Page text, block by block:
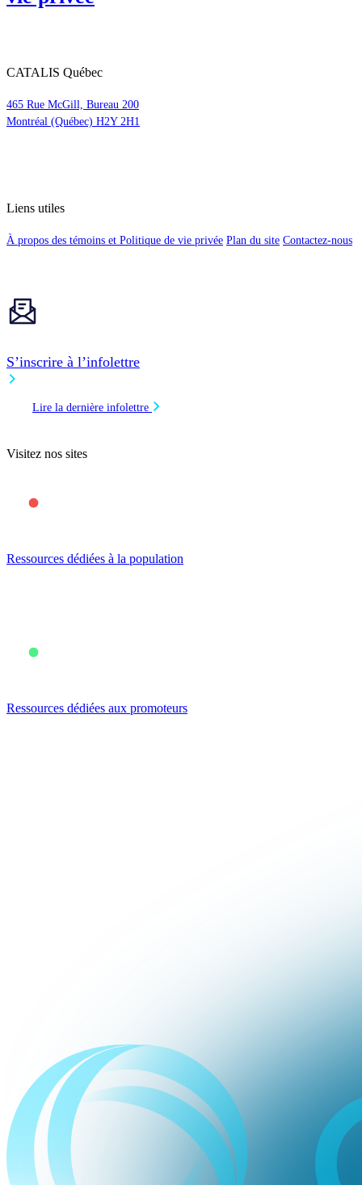
CATALIS Québec
465 Rue McGill, Bureau 200
Montréal (Québec) H2Y 2H1
Liens utiles
À propos des témoins et Politique de vie privée Plan du site Contactez-nous
S’inscrire à l’infolettre
Lire la dernière infolettre
Visitez nos sites
Ressources dédiées à la population
Ressources dédiées aux promoteurs